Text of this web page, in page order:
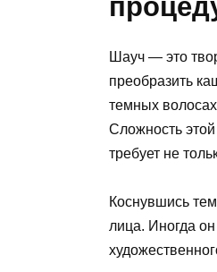
Шауч — это
преобразить
темных
Сложность
требует не
Коснувшись
лица. Иногда